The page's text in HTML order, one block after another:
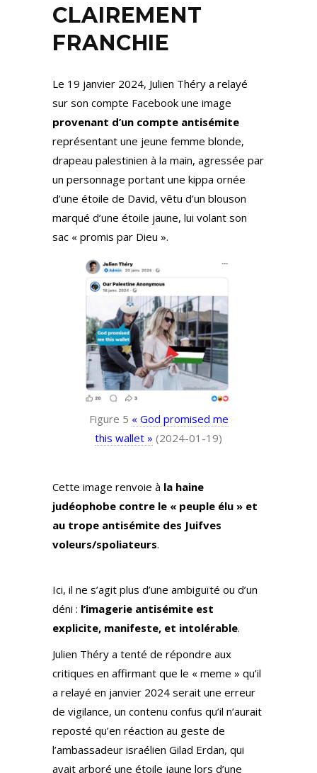
CLAIREMENT
FRANCHIE
Le 19 janvier 2024, Julien Théry a relayé
sur son compte Facebook une image
provenant d’un compte antisémite
représentant une jeune femme blonde,
drapeau palestinien à la main, agressée par
un personnage portant une kippa ornée
d’une étoile de David, vêtu d’un blouson
marqué d’une étoile jaune, lui volant son
sac « promis par Dieu ».
Figure 5 « God promised me
this wallet » (2024-01-19)
Cette image renvoie à la haine
judéophobe contre le « peuple élu » et
au trope antisémite des Juifves
voleurs/spoliateurs.
Ici, il ne s’agit plus d’une ambiguïté ou d’un
déni : l’imagerie antisémite est
explicite, manifeste, et intolérable.
Julien Théry a tenté de répondre aux
critiques en affirmant que le « meme » qu’il
a relayé en janvier 2024 serait une erreur
de vigilance, un contenu confus qu’il n’aurait
reposté qu’en réaction au geste de
l’ambassadeur israélien Gilad Erdan, qui
avait arboré une étoile jaune lors d’une